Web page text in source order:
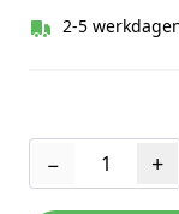
2-5
− +